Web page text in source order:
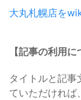
大丸札幌店を
【記事の利用に
タイトルと記事
ていただければ